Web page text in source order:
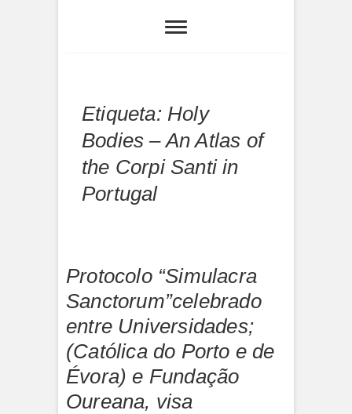
Etiqueta: Holy
Bodies – An Atlas of
the Corpi Santi in
Portugal
Protocolo “Simulacra
Sanctorum”celebrado
entre Universidades;
(Católica do Porto e de
Évora) e Fundação
Oureana, visa